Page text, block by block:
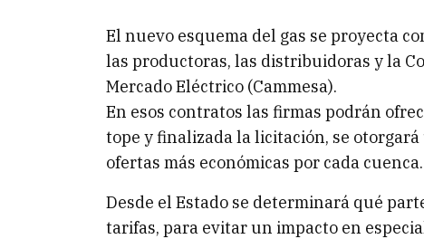
El nuevo esquema del gas se proyecta
las productoras, las distribuidoras y la
Mercado Eléctrico (Cammesa).
En esos contratos las firmas podrán
tope y finalizada la licitación, se
ofertas más económicas por cada cuenca.
Desde el Estado se determinará qué
tarifas, para evitar un impacto en